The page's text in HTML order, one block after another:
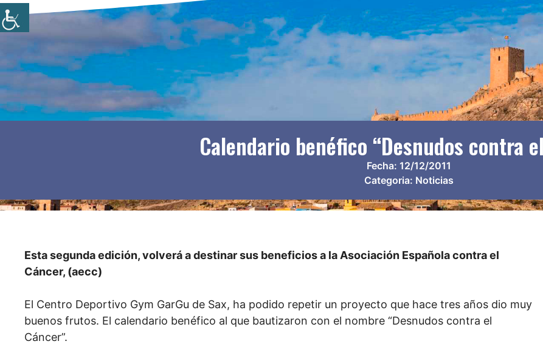
Calendario benéfico “Desnudos contra
Fecha: 12/12/2011
Categoria: Noticias
Esta segunda edición, volverá a destinar sus beneficios a la Asociación Española contra el
Cáncer, (aecc)
El Centro Deportivo Gym GarGu de Sax, ha podido repetir un proyecto que hace tres años dio muy
buenos frutos. El calendario benéfico al que bautizaron con el nombre “Desnudos contra el
Cáncer”.